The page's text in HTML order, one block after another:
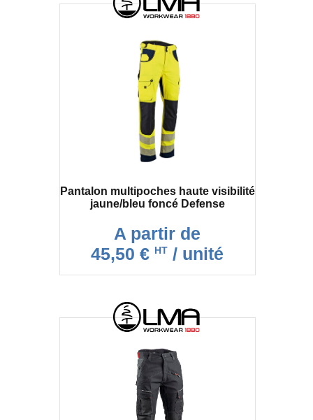
Pantalon multipoches haute visibilité
jaune/bleu foncé Defense
A partir de
45,50 € HT / unité